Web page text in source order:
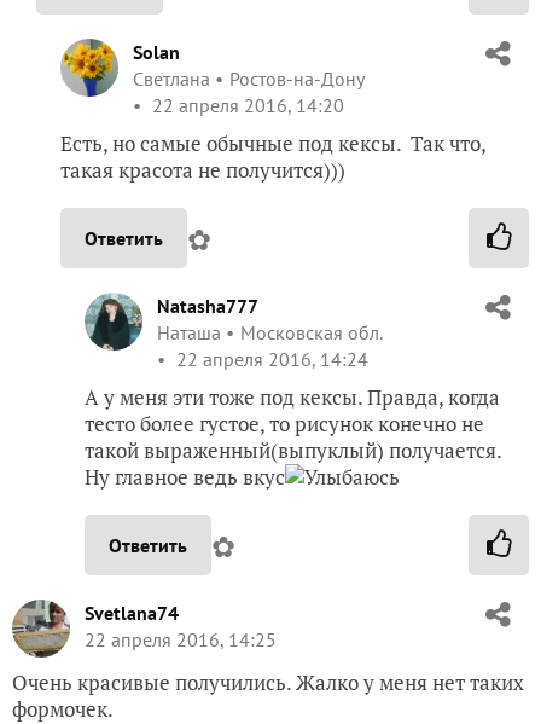
Solan
Светлана
Ростов-на-Дону
22 апреля 2016, 14:20
Есть, но самые обычные под кексы. Так что,
такая красота не получится)))
Ответить ✿
Natasha777
Наташа
Московская обл.
22 апреля 2016, 14:24
А у меня эти тоже под кексы. Правда, когда
тесто более густое, то рисунок конечно не
такой выраженный(выпуклый) получается.
Ну главное ведь вкус
Ответить ✿
Svetlana74
22 апреля 2016, 14:25
Очень красивые получились. Жалко у меня нет таких
формочек.